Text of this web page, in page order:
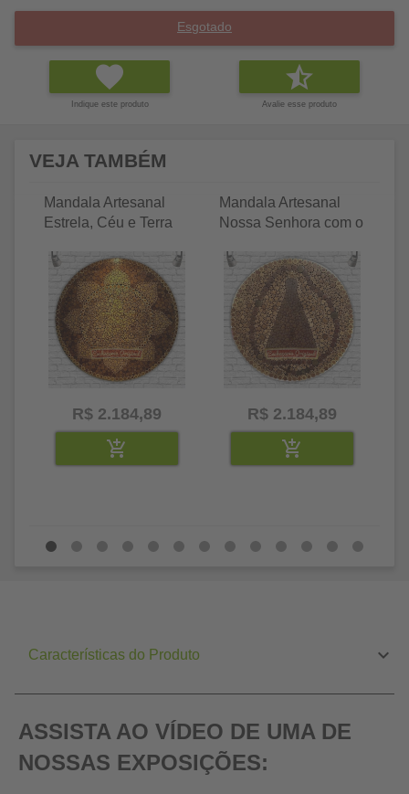
Esgotado
Indique este produto Avalie esse produto
VEJA TAMBÉM
Mandala Artesanal
Estrela, Céu e Terra
R$ 2.184,89
Mandala Artesanal
Nossa Senhora com o
R$ 2.184,89
Características do Produto
ASSISTA AO VÍDEO DE UMA DE
NOSSAS EXPOSIÇÕES: